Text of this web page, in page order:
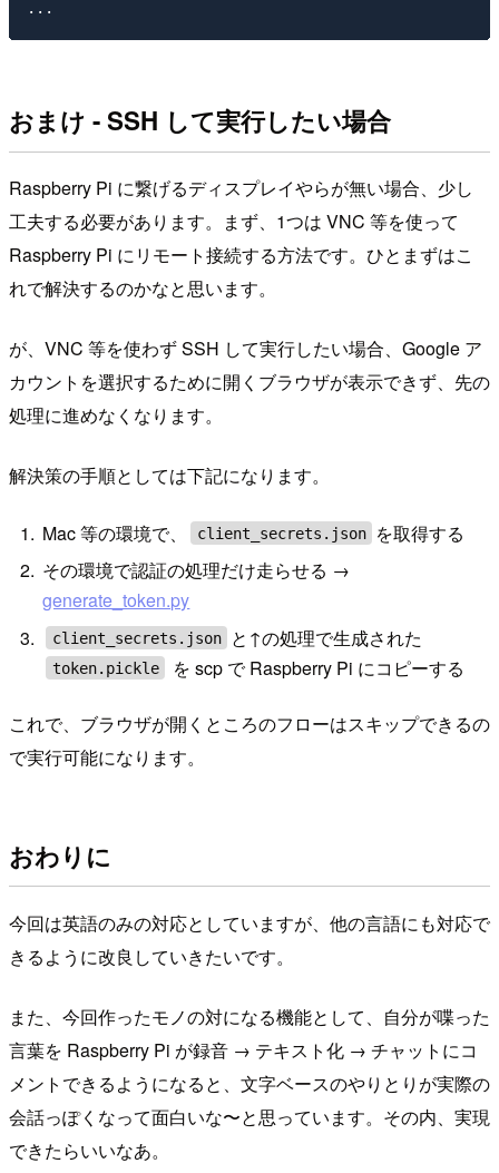
おまけ - SSH して実行したい場合
Raspberry Pi に繋げるディスプレイやらが無い場合、少し
工夫する必要があります。まず、1つは VNC 等を使って
Raspberry Pi にリモート接続する方法です。ひとまずはこ
れで解決するのかなと思います。
が、VNC 等を使わず SSH して実行したい場合、Google ア
カウントを選択するために開くブラウザが表示できず、先の
処理に進めなくなります。
解決策の手順としては下記になります。
Mac 等の環境で、 client_secrets.json
を取得する
その環境で認証の処理だけ走らせる →
generate_token.py
client_secrets.json と↑の処理で生成された
token.pickle を scp で Raspberry Pi にコピーする
これで、ブラウザが開くところのフローはスキップできるの
で実行可能になります。
おわりに
今回は英語のみの対応としていますが、他の言語にも対応で
きるように改良していきたいです。
また、今回作ったモノの対になる機能として、自分が喋った
言葉を Raspberry Pi が録音 → テキスト化 → チャットにコ
メントできるようになると、文字ベースのやりとりが実際の
会話っぽくなって面白いな〜と思っています。その内、実現
できたらいいなあ。